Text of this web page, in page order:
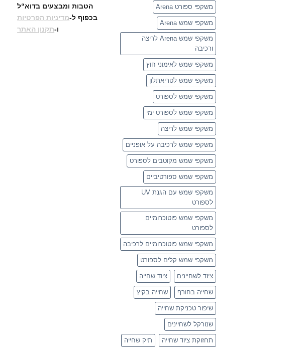
משקפי ספורט Arena
משקפי שמש Arena
משקפי שמש Arena לריצה
ורכיבה
משקפי שמש לאימוני חוץ
משקפי שמש לטריאתלון
משקפי שמש לספורט
משקפי שמש לספורט ימי
משקפי שמש לריצה
משקפי שמש לרכיבה על אופניים
משקפי שמש מקוטבים לספורט
משקפי שמש ספורטיביים
משקפי שמש עם הגנת UV
לספורט
משקפי שמש פוטוכרומיים
לספורט
משקפי שמש פוטוכרומיים לרכיבה
משקפי שמש קלים לספורט
ציוד לשחיינים ציוד שחייה
שחייה בחורף שחייה בקיץ
שיפור טכניקת שחייה
שנורקל לשחיינים
תחזוקת ציוד שחייה תיק שחייה
הטבות ומבצעים בדוא“ל
בכפוף ל-מדיניות הפרטיות
ו-תקנון האתר